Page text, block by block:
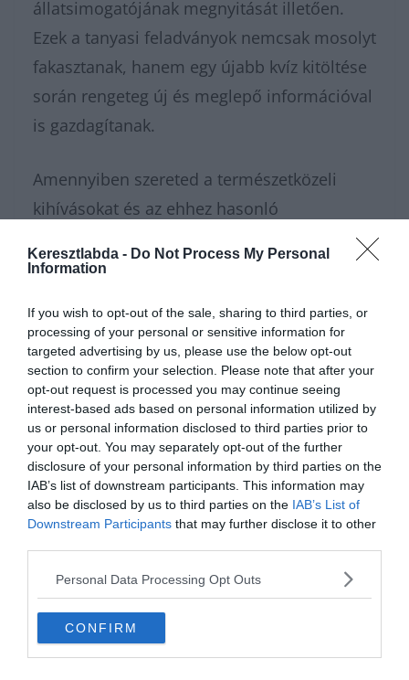
Keresztlabda - Do Not Process My Personal
Information
If you wish to opt-out of the sale, sharing to third parties, or
processing of your personal or sensitive information for
targeted advertising by us, please use the below opt-out
section to confirm your selection. Please note that after your
opt-out request is processed you may continue seeing
interest-based ads based on personal information utilized by
us or personal information disclosed to third parties prior to
your opt-out. You may separately opt-out of the further
disclosure of your personal information by third parties on the
IAB’s list of downstream participants. This information may
also be disclosed by us to third parties on the IAB’s List of
Downstream Participants that may further disclose it to other
Personal Data Processing Opt Outs
CONFIRM
állatsimogatójának megnyitását illetően.
Ezek a tanyasi feladványok nemcsak mosolyt
fakasztanak, hanem egy újabb kvíz kitöltése
során rengeteg új és meglepő információval
is gazdagítanak.
Amennyiben szereted a természetközeli
kihívásokat és az ehhez hasonló
egy igazán jókedvű közösség tagja, akkor
csoportjához, ahol nap mint nap remek
társaság és egy újabb elgondolkodtató kvíz
feladvány vár. Ha úgy érzed, hogy maradt
még benned lendület egy következő
fordulóhoz, bátran kattints atovábbi
tudáspróba játékokoldalára a folytatásért.
Ha pedig inkább csak szórakoztató és
ismeretterjesztő videókat néznél és lazítanál
tartalmai biztosan lekötik majd a
figyelmedet minden megoldott kvíz után.